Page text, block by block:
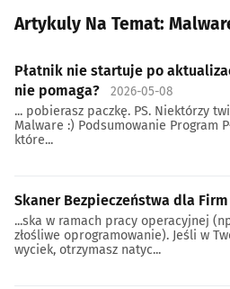
Artykuly Na Temat:
Płatnik nie startuje po
nie pomaga?
2026-05-08
... pobierasz paczkę. PS. Niektórzy
Malware :) Podsumowanie Program
które...
Skaner Bezpieczeństwa dla Firm
...ska w ramach pracy operacyjnej
złośliwe oprogramowanie). Jeśli w
wyciek, otrzymasz natyc...